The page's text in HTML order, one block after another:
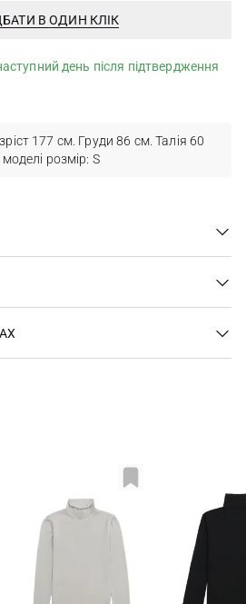
В ОДИН КЛІК
день після підтвердження
177 см. Груди 86 см. Талія 60
розмір: S